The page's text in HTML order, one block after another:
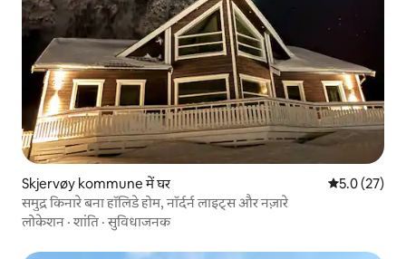
Skjervøy kommune में घर औसत रेटिंग 5
5.0 (27)
समुद्र किनारे बना हॉलिडे होम, नॉर्दर्न लाइट्स और नज़ारे
लोकेशन ·शांति ·सुविधाजनक